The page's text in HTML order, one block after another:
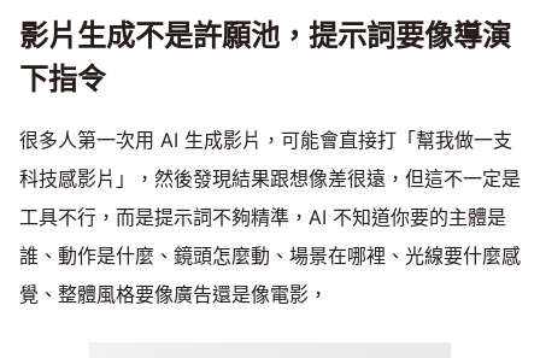
影片生成不是許願池，提示詞要像導演
下指令
很多人第一次用 AI 生成影片，可能會直接打「幫我做一支
科技感影片」，然後發現結果跟想像差很遠，但這不一定是
工具不行，而是提示詞不夠精準，AI 不知道你要的主體是
誰、動作是什麼、鏡頭怎麼動、場景在哪裡、光線要什麼感
覺、整體風格要像廣告還是像電影，